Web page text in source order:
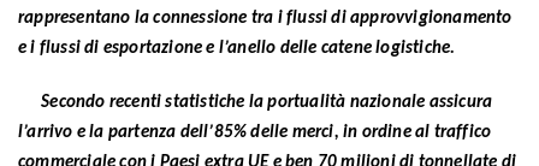
rappresentano la connessione tra i flussi di approvvigionamento
e i flussi di esportazione e l’anello delle catene logistiche.
Secondo recenti statistiche la portualità nazionale assicura
l’arrivo e la partenza dell’85% delle merci, in ordine al traffico